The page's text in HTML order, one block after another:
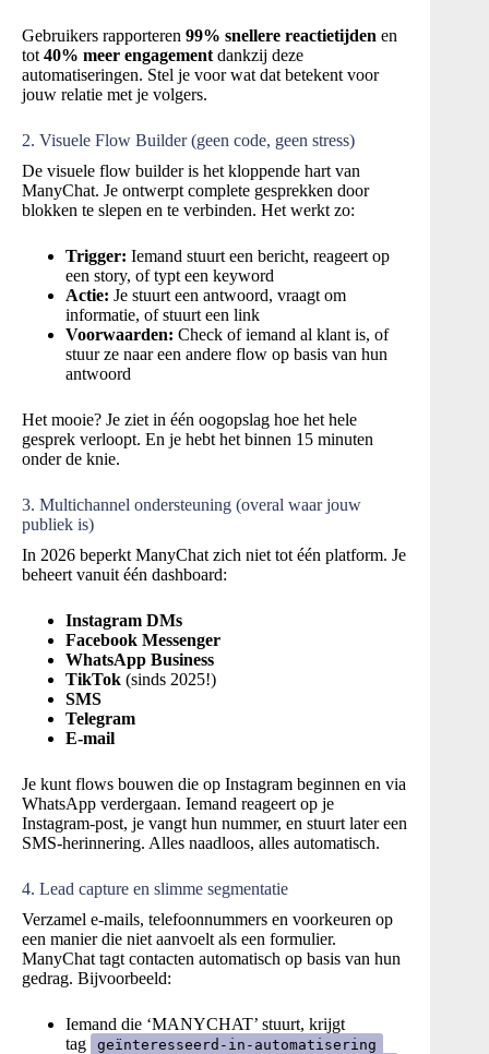
Gebruikers rapporteren 99% snellere reactietijden en
tot 40% meer engagement dankzij deze
automatiseringen. Stel je voor wat dat betekent voor
jouw relatie met je volgers.
2. Visuele Flow Builder (geen code, geen stress)
De visuele flow builder is het kloppende hart van
ManyChat. Je ontwerpt complete gesprekken door
blokken te slepen en te verbinden. Het werkt zo:
Trigger: Iemand stuurt een bericht, reageert op
een story, of typt een keyword
Actie: Je stuurt een antwoord, vraagt om
informatie, of stuurt een link
Voorwaarden: Check of iemand al klant is, of
stuur ze naar een andere flow op basis van hun
antwoord
Het mooie? Je ziet in één oogopslag hoe het hele
gesprek verloopt. En je hebt het binnen 15 minuten
onder de knie.
3. Multichannel ondersteuning (overal waar jouw
publiek is)
In 2026 beperkt ManyChat zich niet tot één platform. Je
beheert vanuit één dashboard:
Instagram DMs
Facebook Messenger
WhatsApp Business
TikTok (sinds 2025!)
SMS
Telegram
E-mail
Je kunt flows bouwen die op Instagram beginnen en via
WhatsApp verdergaan. Iemand reageert op je
Instagram-post, je vangt hun nummer, en stuurt later een
SMS-herinnering. Alles naadloos, alles automatisch.
4. Lead capture en slimme segmentatie
Verzamel e-mails, telefoonnummers en voorkeuren op
een manier die niet aanvoelt als een formulier.
ManyChat tagt contacten automatisch op basis van hun
gedrag. Bijvoorbeeld:
Iemand die ‘MANYCHAT’ stuurt, krijgt
tag
geïnteresseerd-in-automatisering